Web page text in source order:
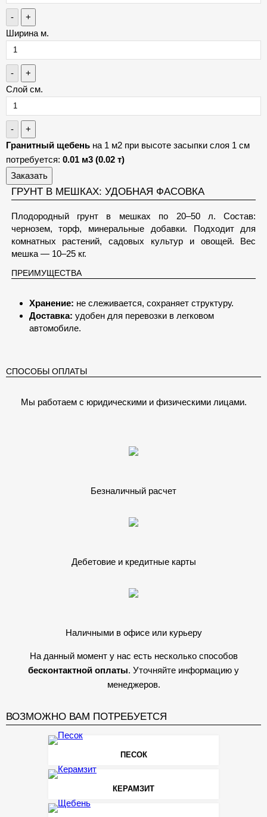
-
+
Ширина м.
-
+
Слой см.
-
+
Гранитный щебень на 1 м2 при высоте засыпки слоя 1 см
потребуется: 0.01 м3 (0.02 т)
Заказать
ГРУНТ В МЕШКАХ: УДОБНАЯ ФАСОВКА
Плодородный грунт в мешках по 20–50 л. Состав:
чернозем, торф, минеральные добавки. Подходит для
комнатных растений, садовых культур и овощей. Вес
мешка — 10–25 кг.
ПРЕИМУЩЕСТВА
Хранение: не слеживается, сохраняет структуру.
Доставка: удобен для перевозки в легковом
автомобиле.
СПОСОБЫ ОПЛАТЫ
Мы работаем с юридическими и физическими лицами.
Безналичный расчет
Дебетовие и кредитные карты
Наличными в офисе или курьеру
На данный момент у нас есть несколько способов
бесконтактной оплаты. Уточняйте информацию у
менеджеров.
ВОЗМОЖНО ВАМ ПОТРЕБУЕТСЯ
ПЕСОК
КЕРАМЗИТ